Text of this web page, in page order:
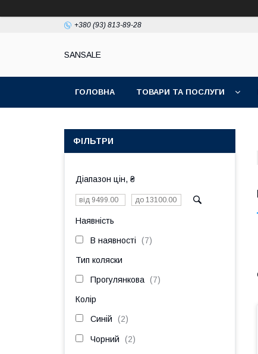
+380 (93) 813-89-28
SANSALE
ГОЛОВНА ТОВАРИ ТА ПОСЛУГИ
ФІЛЬТРИ
Діапазон цін, ₴
Наявність
В наявності 7
Тип коляски
Прогулянкова 7
Колір
Синій 2
Чорний 2